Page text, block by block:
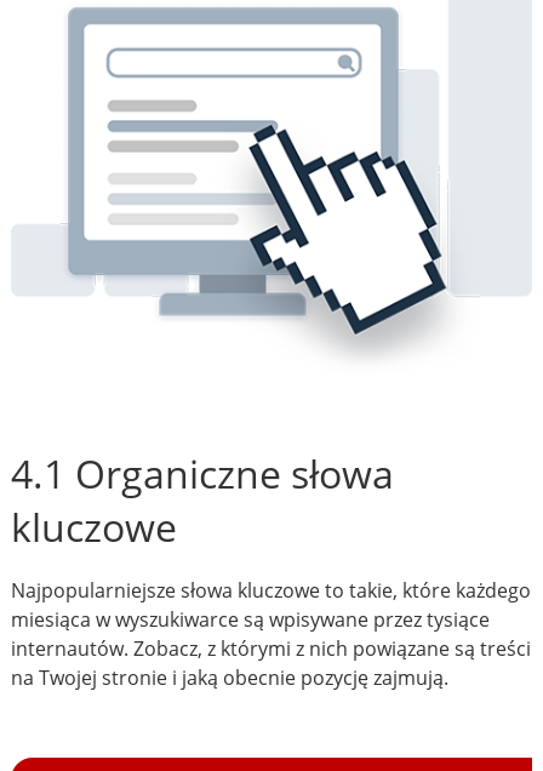
4.1 Organiczne słowa
kluczowe
Najpopularniejsze słowa kluczowe to takie, które każdego
miesiąca w wyszukiwarce są wpisywane przez tysiące
internautów. Zobacz, z którymi z nich powiązane są treści
na Twojej stronie i jaką obecnie pozycję zajmują.